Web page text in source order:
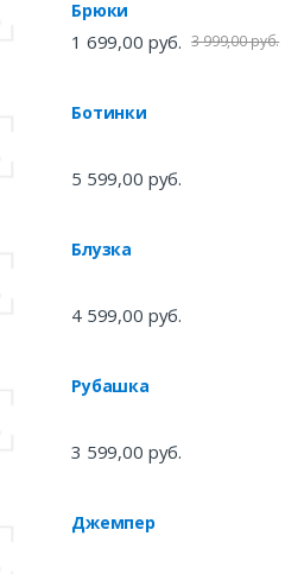
Брюки
1 699,00 руб. 3 999,00 руб.
Ботинки
5 599,00 руб.
Блузка
4 599,00 руб.
Рубашка
3 599,00 руб.
Джемпер